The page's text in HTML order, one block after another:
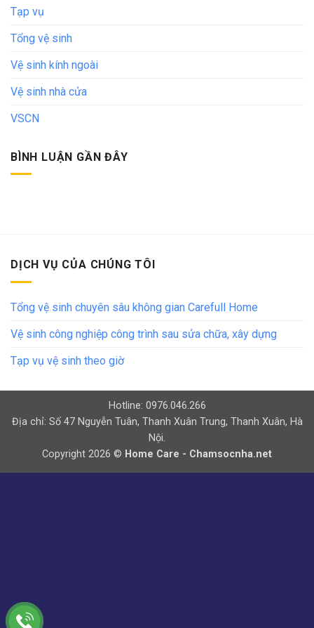
Tạp vụ
Tổng vệ sinh
Vệ sinh kính ngoài
Vệ sinh nhà cửa
VSCN
BÌNH LUẬN GẦN ĐÂY
DỊCH VỤ CỦA CHÚNG TÔI
Tổng vệ sinh chuyên sâu không gian Carefull Home
Vệ sinh công nghiệp công trình sau sửa chữa, xây dựng
Tạp vụ vệ sinh theo giờ
Hotline: 0976.046.266
Địa chỉ: Số 47 Nguyễn Tuân, Thanh Xuân Trung, Thanh Xuân, Hà
Nội.
Copyright 2026 © Home Care - Chamsocnha.net